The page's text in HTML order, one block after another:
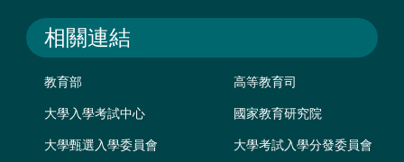
相關連結
教育部 高等教育司
大學入學考試中心 國家教育研究院
大學甄選入學委員會 大學考試入學分發委員會